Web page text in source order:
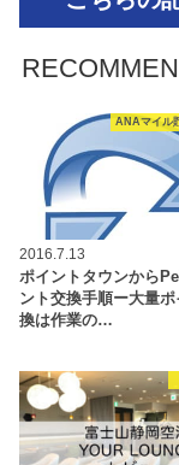
ANAマイル
2016.7.13
ポイントタウンから
ント交換手順ー大量
換は作業の…